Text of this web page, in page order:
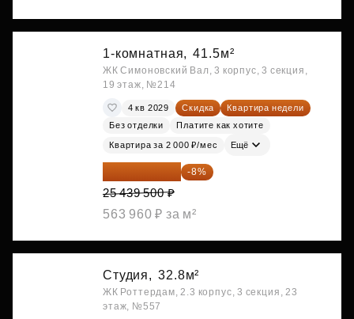
1-комнатная, 41.5м²
ЖК Симоновский Вал, 3 корпус, 3 секция,
19 этаж, №214
4 кв 2029 Скидка
Квартира недели
Без отделки
Платите как хотите
Квартира за 2 000 ₽/мес Ещё
23 404 340 ₽ -8%
25 439 500 ₽
563 960 ₽ за м²
Студия, 32.8м²
ЖК Роттердам, 2.3 корпус, 3 секция, 23
этаж, №557